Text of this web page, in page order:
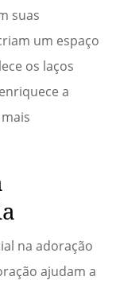
suas
um espaço
os laços
a
na adoração
ajudam a